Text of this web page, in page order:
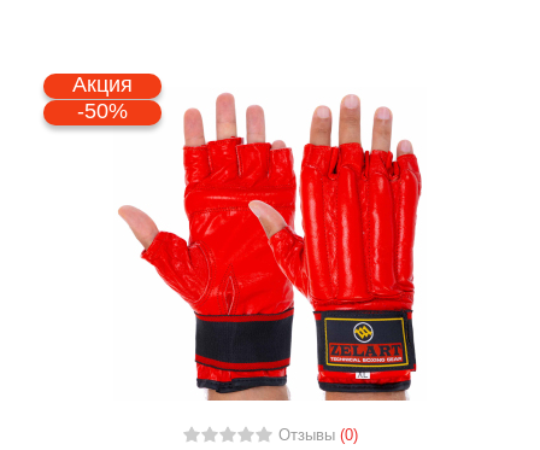
Акция
-50%
Отзывы (0)